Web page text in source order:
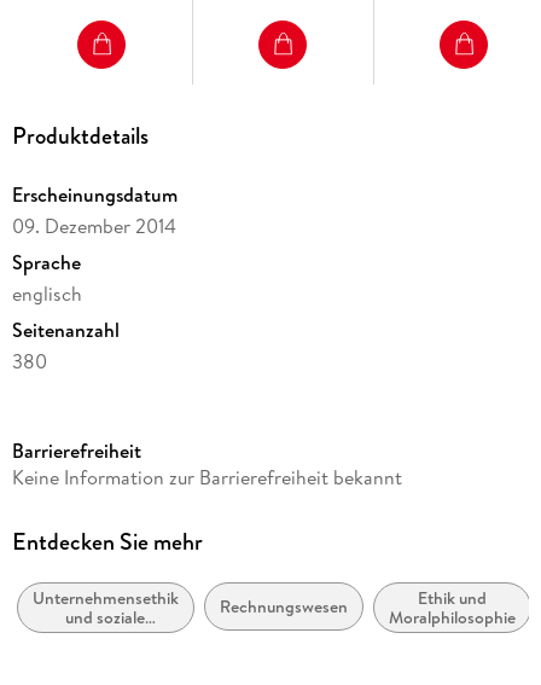
Produktdetails
Erscheinungsdatum
09. Dezember 2014
Sprache
englisch
Seitenanzahl
380
Herausgegeben von
Springer
Abbildungen
Barrierefreiheit
Keine Information zur Barrierefreiheit bekannt
Entdecken Sie mehr
Unternehmensethik
und soziale
Verantwortung,
Rechnungswesen
Ethik und
Moralphilosophie